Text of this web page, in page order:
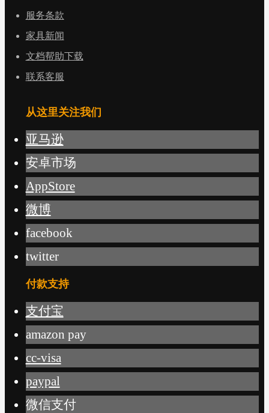
服务条款
家具新闻
文档帮助下载
联系客服
从这里关注我们
亚马逊
安卓市场
AppStore
微博
facebook
twitter
付款支持
支付宝
amazon pay
cc-visa
paypal
微信支付